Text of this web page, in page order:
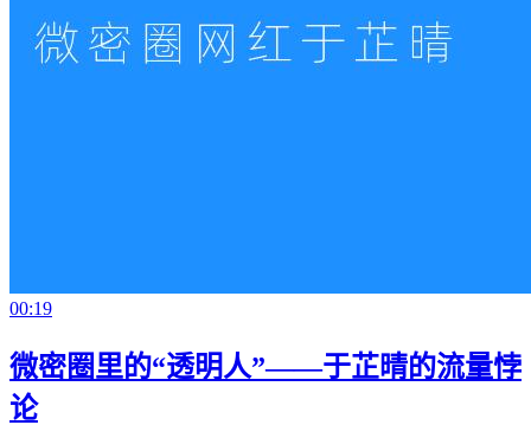
00:19
微密圈里的“透明人”——于芷晴的流量悖
论